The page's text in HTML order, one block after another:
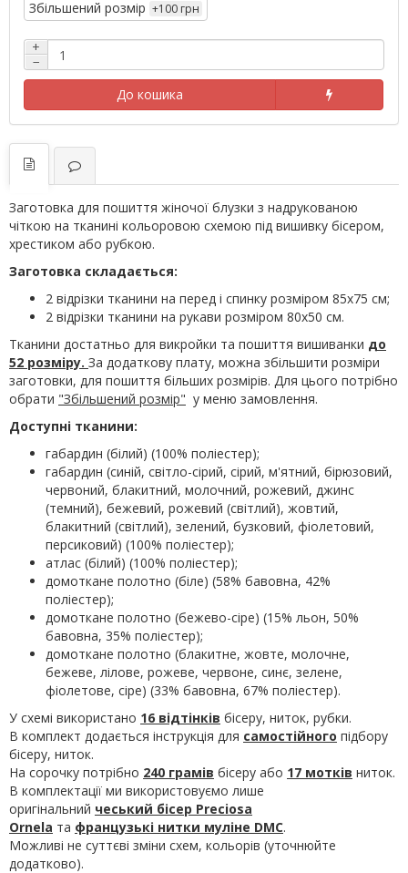
Збільшений розмір +100 грн
+
−
До кошика
Заготовка для пошиття жіночої блузки з надрукованою
чіткою на тканині кольоровою схемою під вишивку бісером,
хрестиком або рубкою.
Заготовка складається:
2 відрізки тканини на перед і спинку розміром 85х75 см;
2 відрізки тканини на рукави розміром 80х50 см.
Тканини достатньо для викройки та пошиття вишиванки до
52 розміру. За додаткову плату, можна збільшити розміри
заготовки, для пошиття більших розмірів. Для цього потрібно
обрати "Збільшений розмір" у меню замовлення.
Доступні тканини:
габардин (білий) (100% поліестер);
габардин (синій, світло-сірий, сірий, м'ятний, бірюзовий,
червоний, блакитний, молочний, рожевий, джинс
(темний), бежевий, рожевий (світлий), жовтий,
блакитний (світлий), зелений, бузковий, фіолетовий,
персиковий) (100% поліестер);
атлас (білий) (100% поліестер);
домоткане полотно (біле) (58% бавовна, 42%
поліестер);
домоткане полотно (бежево-сіре) (15% льон, 50%
бавовна, 35% поліестер);
домоткане полотно (блакитне, жовте, молочне,
бежеве, лілове, рожеве, червоне, синє, зелене,
фіолетове, сіре) (33% бавовна, 67% поліестер).
У схемі використано 16 відтінків бісеру, ниток, рубки.
В комплект додається інструкція для самостійного підбору
бісеру, ниток.
На сорочку потрібно 240 грамів бісеру або 17 мотків ниток.
В комплектації ми використовуємо лише
оригінальний чеський бісер Preciosa
Ornela та французькі нитки муліне DMC.
Можливі не суттєві зміни схем, кольорів (уточнюйте
додатково).